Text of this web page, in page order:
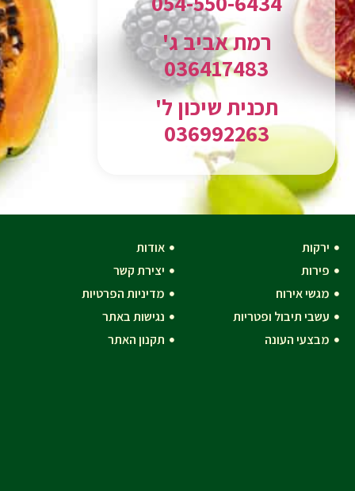
רמת אביב ג'
036417483
תכנית שיכון ל'
036992263
ירקות
פירות
מגשי אירוח
עשבי תיבול ופטריות
מבצעי העונה
אודות
יצירת קשר
מדיניות הפרטיות
נגישות באתר
תקנון האתר